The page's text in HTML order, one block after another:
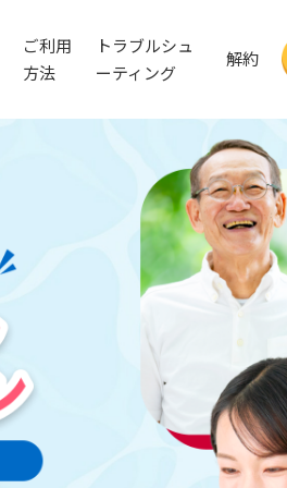
ご利用
方法
トラブルシュ
ーティング
解約